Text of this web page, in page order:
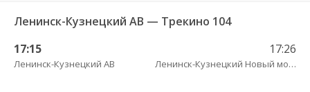
Ленинск-Кузнецкий АВ — Трекино 104
17:15
Ленинск-Кузнецкий АВ
17:26
Ленинск-Кузнецкий Новый мост